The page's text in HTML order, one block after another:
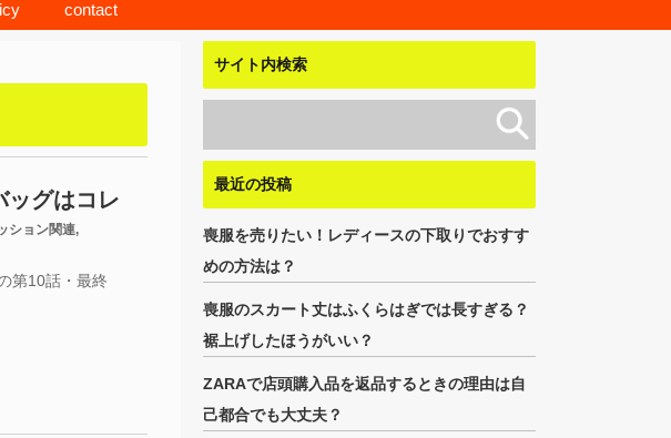
contact
ッグはコレ
ション関連,
第10話・最終
サイト内検索
最近の投稿
喪服を売りたい！レディースの下取りでおすす
めの方法は？
喪服のスカート丈はふくらはぎでは長すぎる？
裾上げしたほうがいい？
ZARAで店頭購入品を返品するときの理由は自
己都合でも大丈夫？